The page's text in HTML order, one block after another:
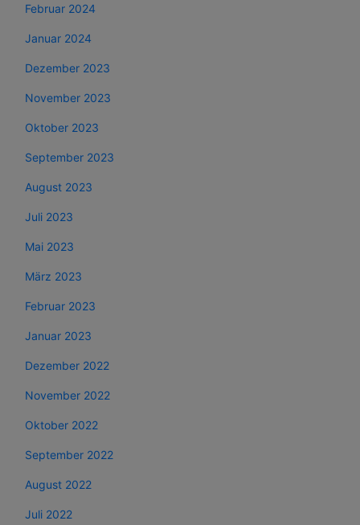
Februar 2024
Januar 2024
Dezember 2023
November 2023
Oktober 2023
September 2023
August 2023
Juli 2023
Mai 2023
März 2023
Februar 2023
Januar 2023
Dezember 2022
November 2022
Oktober 2022
September 2022
August 2022
Juli 2022